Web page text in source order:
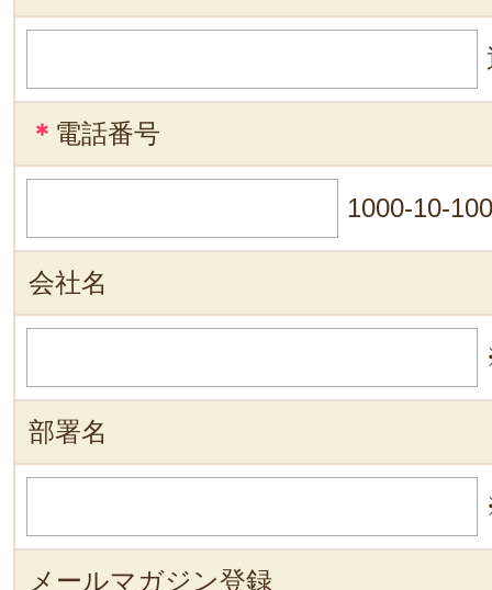
＊ 電話番号
1000-10-
会社名
部署名
メールマガジン登録